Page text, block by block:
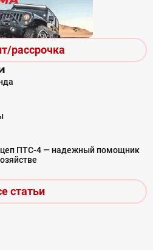
рассрочка
ПТС-4 — надежный помощник
статьи